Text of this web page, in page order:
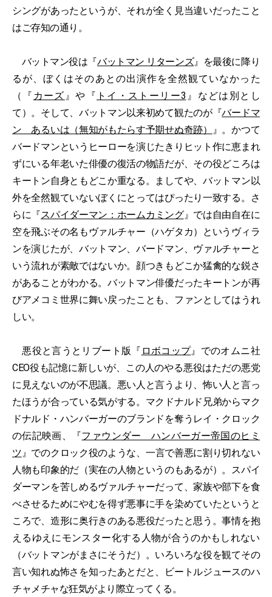
シングがあったというが、それが全く見当違いだったこと
はご存知の通り。
バットマン役は『バットマン リターンズ』を最後に降り
るが、ぼくはそのあとの出演作を全然観ていなかった
（『 カーズ 』や『 トイ・ストーリー3 』などは別とし
て）。そして、バットマン以来初めて観たのが『バードマ
ン あるいは（無知がもたらす予期せぬ奇跡）
』。かつて
バードマンというヒーローを演じたきりヒット作に恵まれ
ずにいる年老いた俳優の復活の物語だが、その役どころは
キートン自身ともどこか重なる。ましてや、バットマン以
外を全然観ていないぼくにとってはぴったり一致する。さ
らに『スパイダーマン：ホームカミング』では自由自在に
空を飛ぶその名もヴァルチャー（ハゲタカ）というヴィラ
ンを演じたが、バットマン、バードマン、ヴァルチャーと
いう流れが素敵ではないか。顔つきもどこか猛禽的な鋭さ
があることがわかる。バットマン俳優だったキートンが再
びアメコミ世界に舞い戻ったことも、ファンとしてはうれ
しい。
悪役と言うとリブート版『 ロボコップ』でのオムニ社
CEO役も記憶に新しいが、この人のやる悪役はただの悪党
に見えないのが不思議。悪い人と言うより、怖い人と言っ
たほうが合っている気がする。マクドナルド兄弟からマク
ドナルド・ハンバーガーのブランドを奪うレイ・クロック
の伝記映画、『ファウンダー ハンバーガー帝国のヒミ
ツ』でのクロック役のような、一言で善悪に割り切れない
人物も印象的だ（実在の人物というのもあるが）。スパイ
ダーマンを苦しめるヴァルチャーだって、家族や部下を食
べさせるためにやむを得ず悪事に手を染めていたというと
ころで、造形に奥行きのある悪役だったと思う。事情を抱
えるゆえにモンスター化する人物が合うのかもしれない
（バットマンがまさにそうだ）。いろいろな役を観てその
言い知れぬ怖さを知ったあとだと、ビートルジュースのハ
チャメチャな狂気がより際立ってくる。